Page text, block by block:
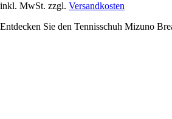
inkl. MwSt. zzgl. Versandkosten
Entdecken Sie den Tennisschuh Mizuno